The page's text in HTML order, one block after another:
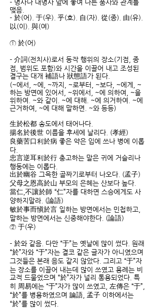
- 명사나 대명사 앞에 놓여 다른 품사와 관계를
맺음.
- 於(어). 于(우). 乎(호). 自(자). 從(종). 由(유).
以(이). 與(여)
① 於(어)
- 介詞(전치사)로서 동작 행위의 장소(기점, 종
점, 범위도 포함)와 시간을 이끌어 내고 조성된
결구는 대개 補語나 狀態語가 된다.
(~에서, ~에, ~까지, ~로부터, ~보다, ~에게, ~
하는 방면에 있어서, ~위에서, ~에 의하여, ~을
위하여. ~와 같이. ~에 대해. ~에 의거하여. ~에
근거하여, ~에 대해 말하면. ~와 등등)
生於松都 송도에서 태어나다.
揚名於後世 이름을 후세에 날리다. (孝經)
良藥苦口利於病 좋은 약은 입에 쓰나 병에 이롭
다.
忠言逆耳利於行 충고하는 말은 귀에 거슬리나
행동에는 이롭다.
出於幽谷 그윽한 골짜기로부터 나오다. (孟子)
父母之恩高於山 부모의 은혜는 산보다 높다.
當仁,不讓於師 “仁”자를 대하면 스승에게도 사
양하지말라. (論語)
敏於事而愼於言 일하는 방면에서는 민첩하고,
말하는 방면에서는 신중해야한다. (論語)
② 于(우)
- 於와 같음. 다만 “于”는 옛날에 많이 썼다. 원래
“於”자와 “于”자는 결코 같은 글자가 아니였으며
그것들은 본래 음도 같지 않았다. 그리고 “于”자
는 장소를 이끌어 내는데 많이 쓰였고 용례는 비
교적 드물었으며 “於”자가 널리 통용되었다. 특
히 周易에는 “于”자가 많이 쓰였고, 左傳은 “于”,
“於”를 병용하였으며 論語, 孟子 이하에서는
“於”를 많이 썼다.